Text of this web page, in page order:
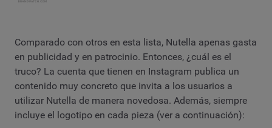
Comparado con otros en esta lista, Nutella apenas gasta
en publicidad y en patrocinio. Entonces, ¿cuál es el
truco? La cuenta que tienen en Instagram publica un
contenido muy concreto que invita a los usuarios a
utilizar Nutella de manera novedosa. Además, siempre
incluye el logotipo en cada pieza (ver a continuación):